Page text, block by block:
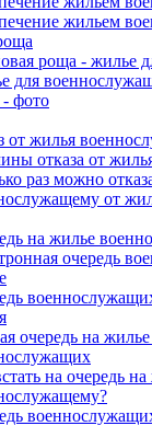
жильем
роща - жилье
для
фото
от жилья
отказа от
раз можно
от
на жилье
очередь
очередь на
на очередь